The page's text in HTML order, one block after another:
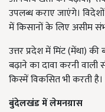
उपलब्ध कराए जाएंगे।
में किसानों के लिए असीम
उत्तर प्रदेश में मिंट (मेंथा)
बढ़ाने का दावा करनी
किस्में विकसित भी करती है।
बुंदेलखंड में लेमनग्रास